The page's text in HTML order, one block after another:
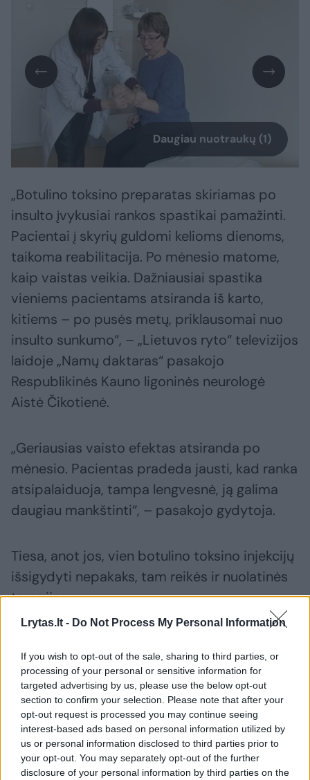
Lrytas.lt - Do Not Process My Personal Information
If you wish to opt-out of the sale, sharing to third parties, or
processing of your personal or sensitive information for
targeted advertising by us, please use the below opt-out
section to confirm your selection. Please note that after your
opt-out request is processed you may continue seeing
interest-based ads based on personal information utilized by
us or personal information disclosed to third parties prior to
your opt-out. You may separately opt-out of the further
disclosure of your personal information by third parties on the
Daugiau nuotraukų (1)
„Botulino toksino preparatas skiriamas po
insulto įvykusiai rankos spastikai pamažinti.
Pacientai į skyrių guldomi kelioms dienoms,
taikoma reabilitacija. Po mėnesio matome,
kaip vaistas veikia. Dažniausiai spastika
vieniems pacientams atsiranda iš karto,
kitiems – po pusės metų, priklausomai nuo
insulto sunkumo“, – „Lietuvos ryto“ televizijos
laidoje „Namų daktaras“ pasakojo
Respublikinės Kauno ligoninės neurologė
Aistė Čikotienė.
„Geriausias vaisto efektas atsiranda po
mėnesio. Pacientas pradeda jausti, kad ranka
atsipalaiduoja, tampa lengvesnė, ją galima
daugiau mankštinti“, – pasakojo gydytoja.
Tiesa, anot jos, vien botulino toksino injekcijų
išsigydyti nepakaks, tam reikės ir nuolatinės
terapijos.
suleidimo tęsti kineziterapiją ir reabilitaciją
namuose ar ambulatoriškai. Jei tik suleidus
botulino toksiną rankos nejudinsime,
nedarysime pratimų, vaistas labai greitai
nustos veikti“, – kalbėjo gydytoja.